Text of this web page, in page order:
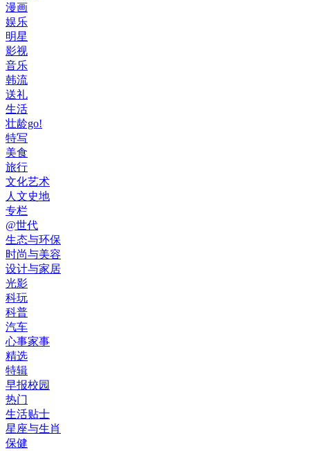
漫画
娱乐
明星
影视
音乐
韩流
送礼
生活
壮龄go!
特写
美食
旅行
文化艺术
人文史地
专栏
@世代
生态与环保
时尚与美容
设计与家居
光影
科玩
科普
汽车
心事家事
精选
特辑
早报校园
热门
生活贴士
星座与生肖
保健